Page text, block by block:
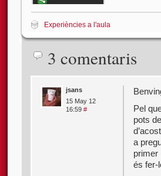
Experiències a l'aula
3 comentaris
jsans
15 May 12
16:59 #
Pel
pots
a
primer
és fer-